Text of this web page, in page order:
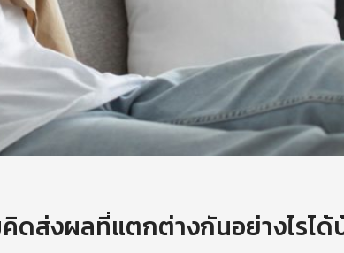
ดส่งผลที่แตกต่างกันอย่างไรได้